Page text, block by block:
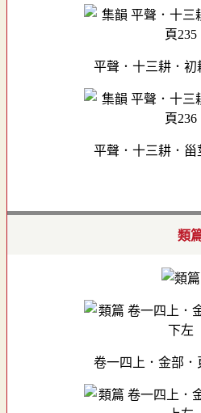
平聲．十三耕．初
平聲．十三耕．甾
類
卷一四上．金部．